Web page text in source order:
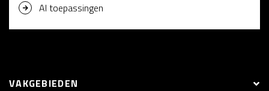
AI toepassingen
VAKGEBIEDEN